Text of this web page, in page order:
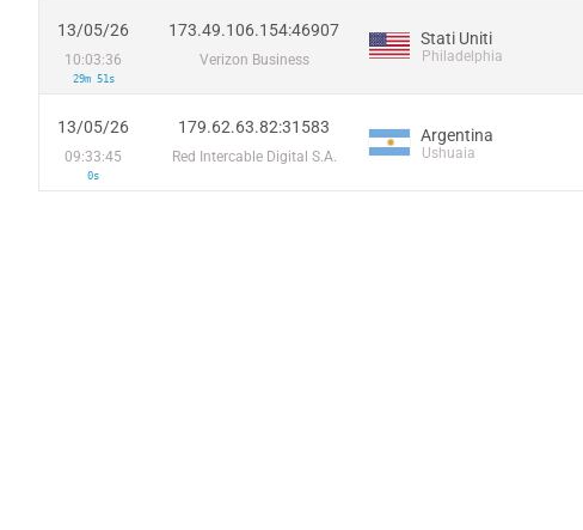
13/05/26
10:03:36
29m 51s
173.49.106.154:46907
Verizon Business
Stati Uniti
Philadelphia
13/05/26
09:33:45
0s
179.62.63.82:31583
Red Intercable Digital S.A.
Argentina
Ushuaia